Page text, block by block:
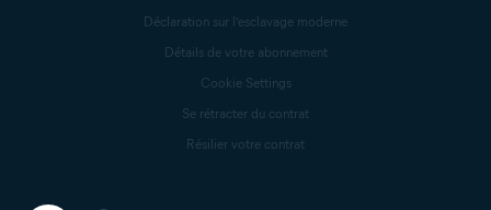
Déclaration sur l’esclavage moderne
Détails de votre abonnement
Cookie Settings
Se rétracter du contrat
Résilier votre contrat